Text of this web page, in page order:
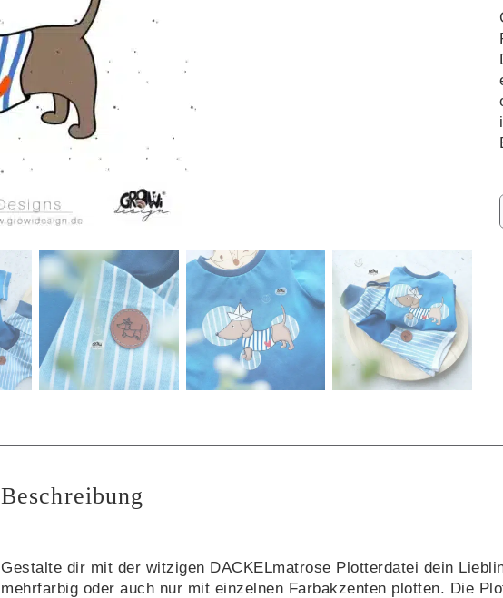
Beschreibung
Gestalte dir mit der witzigen DACKELmatrose Plotterdatei dein
mehrfarbig oder auch nur mit einzelnen Farbakzenten plotten. Die